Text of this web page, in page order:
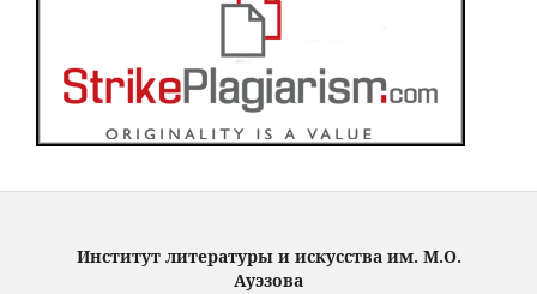
Институт литературы и искусства им. М.О.
Ауэзова